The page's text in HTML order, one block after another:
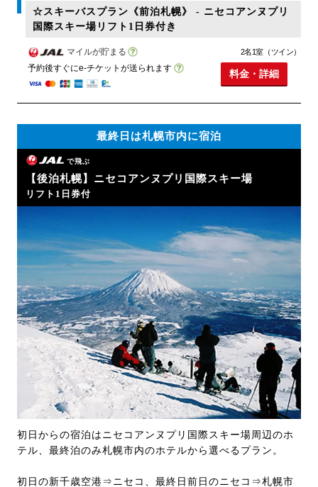
☆スキーバスプラン《前泊札幌》 - ニセコアンヌプリ
国際スキー場リフト1日券付き
マイルが貯まる
予約後すぐにe-チケットが送られます
2名1室（ツイン）
料金・詳細
最終日は札幌市内に宿泊
で飛ぶ
【後泊札幌】ニセコアンヌプリ国際スキー場
リフト1日券付
初日からの宿泊はニセコアンヌプリ国際スキー場周辺のホ
テル、最終泊のみ札幌市内のホテルから選べるプラン。
初日の新千歳空港⇒ニセコ、最終日前日のニセコ⇒札幌市